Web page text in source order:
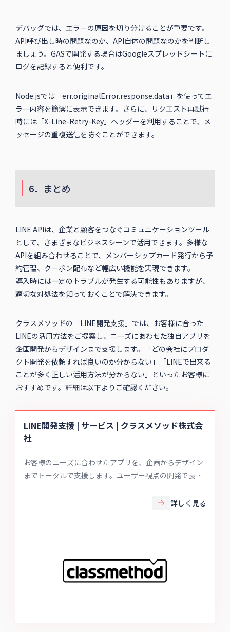
デバッグでは、エラーの原因を切り分けることが重要です。
API呼び出し時の問題なのか、API自体の問題なのかを判断し
ましょう。GASで開発する場合はGoogleスプレッドシートに
ログを記録すると便利です。
Node.jsでは「err.originalError.response.data」を使ってエ
ラー内容を簡潔に表示できます。さらに、リクエスト再試行
時には「X-Line-Retry-Key」ヘッダーを利用することで、メ
ッセージの重複送信を防ぐことができます。
6．まとめ
LINE APIは、企業と顧客をつなぐコミュニケーションツール
として、さまざまなビジネスシーンで活用できます。多様な
APIを組み合わせることで、メンバーシップカード発行から予
約管理、クーポン配布など幅広い機能を実現できます。
導入時には一定のトラブルが発生する可能性もありますが、
適切な対処法を知っておくことで解決できます。
クラスメソッドの「LINE開発支援」では、お客様に合った
LINEの活用方法をご提案し、ニーズにあわせた独自アプリを
企画開発からデザインまで支援します。「どの会社にプロダ
クト開発を依頼すれば良いのか分からない」「LINEで出来る
ことが多く正しい活用方法が分からない」といったお客様に
おすすめです。詳細は以下よりご確認ください。
LINE開発支援 | サービス | クラスメソッド株式会
社
お客様のニーズに合わせたアプリを、企画からデザイン
までトータルで支援します。ユーザー視点の開発で長く
Partnerとしての実績とノウハウで、事業に最適なLINE
詳しく見る